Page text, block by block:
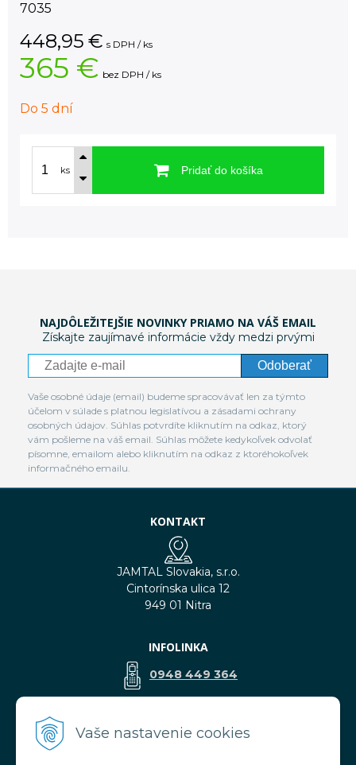
Vaše nastavenie cookies
7035
448,95 € s DPH / ks
365 € bez DPH / ks
Do 5 dní
ks Pridať do košíka
NAJDÔLEŽITEJŠIE NOVINKY PRIAMO NA VÁŠ EMAIL
Získajte zaujímavé informácie vždy medzi prvými
Odoberať
Vaše osobné údaje (email) budeme spracovávať len za týmto
účelom v súlade s platnou legislatívou a zásadami ochrany
osobných údajov. Súhlas potvrdíte kliknutím na odkaz, ktorý
vám pošleme na váš email. Súhlas môžete kedykoľvek odvolať
písomne, emailom alebo kliknutím na odkaz z ktoréhokoľvek
informačného emailu.
KONTAKT
JAMTAL Slovakia, s.r.o.
Cintorínska ulica 12
949 01 Nitra
INFOLINKA
0948 449 364